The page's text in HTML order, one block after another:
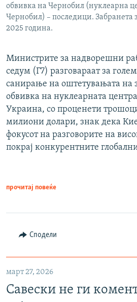
обвивка на Чернобил (нуклеарна
Чернобил) – последици. Забранета
2025 година.
Министрите за надворешни
седум (Г7) разговараат за
санирање на оштетувањата на
обвивка на нуклеарната
Украина, со проценети
милиони долари, знак дека
фокусот на разговорите на
покрај конкурентните
прочитај повеќе
Сподели
март 27, 2026
Савески не ги